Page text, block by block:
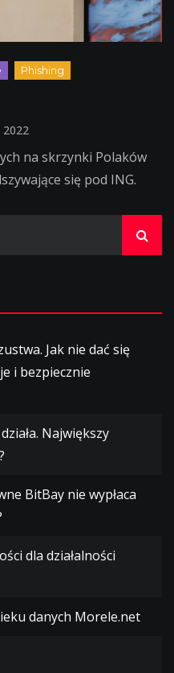
2022
na skrzynki Polaków
się pod ING.
Jak nie dać się
i bezpiecznie
Największy
BitBay nie wypłaca
dla działalności
danych Morele.net